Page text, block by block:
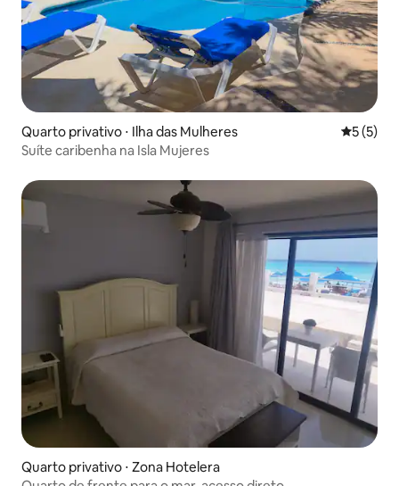
Quarto privativo ⋅ Ilha das Mulheres 5 de
5 (5)
Suíte caribenha na Isla Mujeres
Quarto privativo ⋅ Zona Hotelera